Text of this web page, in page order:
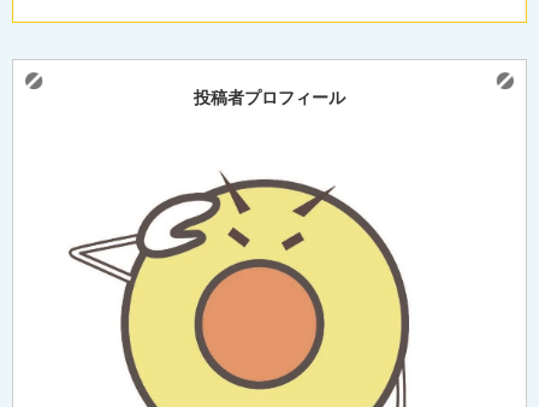
投稿者プロフィール